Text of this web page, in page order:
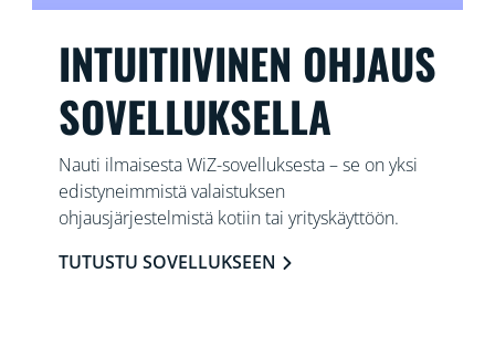
INTUITIIVINEN OHJAUS
SOVELLUKSELLA
Nauti ilmaisesta WiZ-sovelluksesta – se on yksi
edistyneimmistä valaistuksen
ohjausjärjestelmistä kotiin tai yrityskäyttöön.
TUTUSTU SOVELLUKSEEN